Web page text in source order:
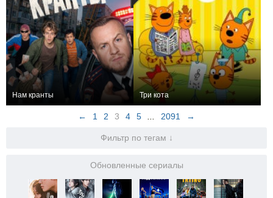
Нам кранты Три кота
← 1 2 3 4 5 2091 →
Фильтр по тегам ↓
Обновленные сериалы